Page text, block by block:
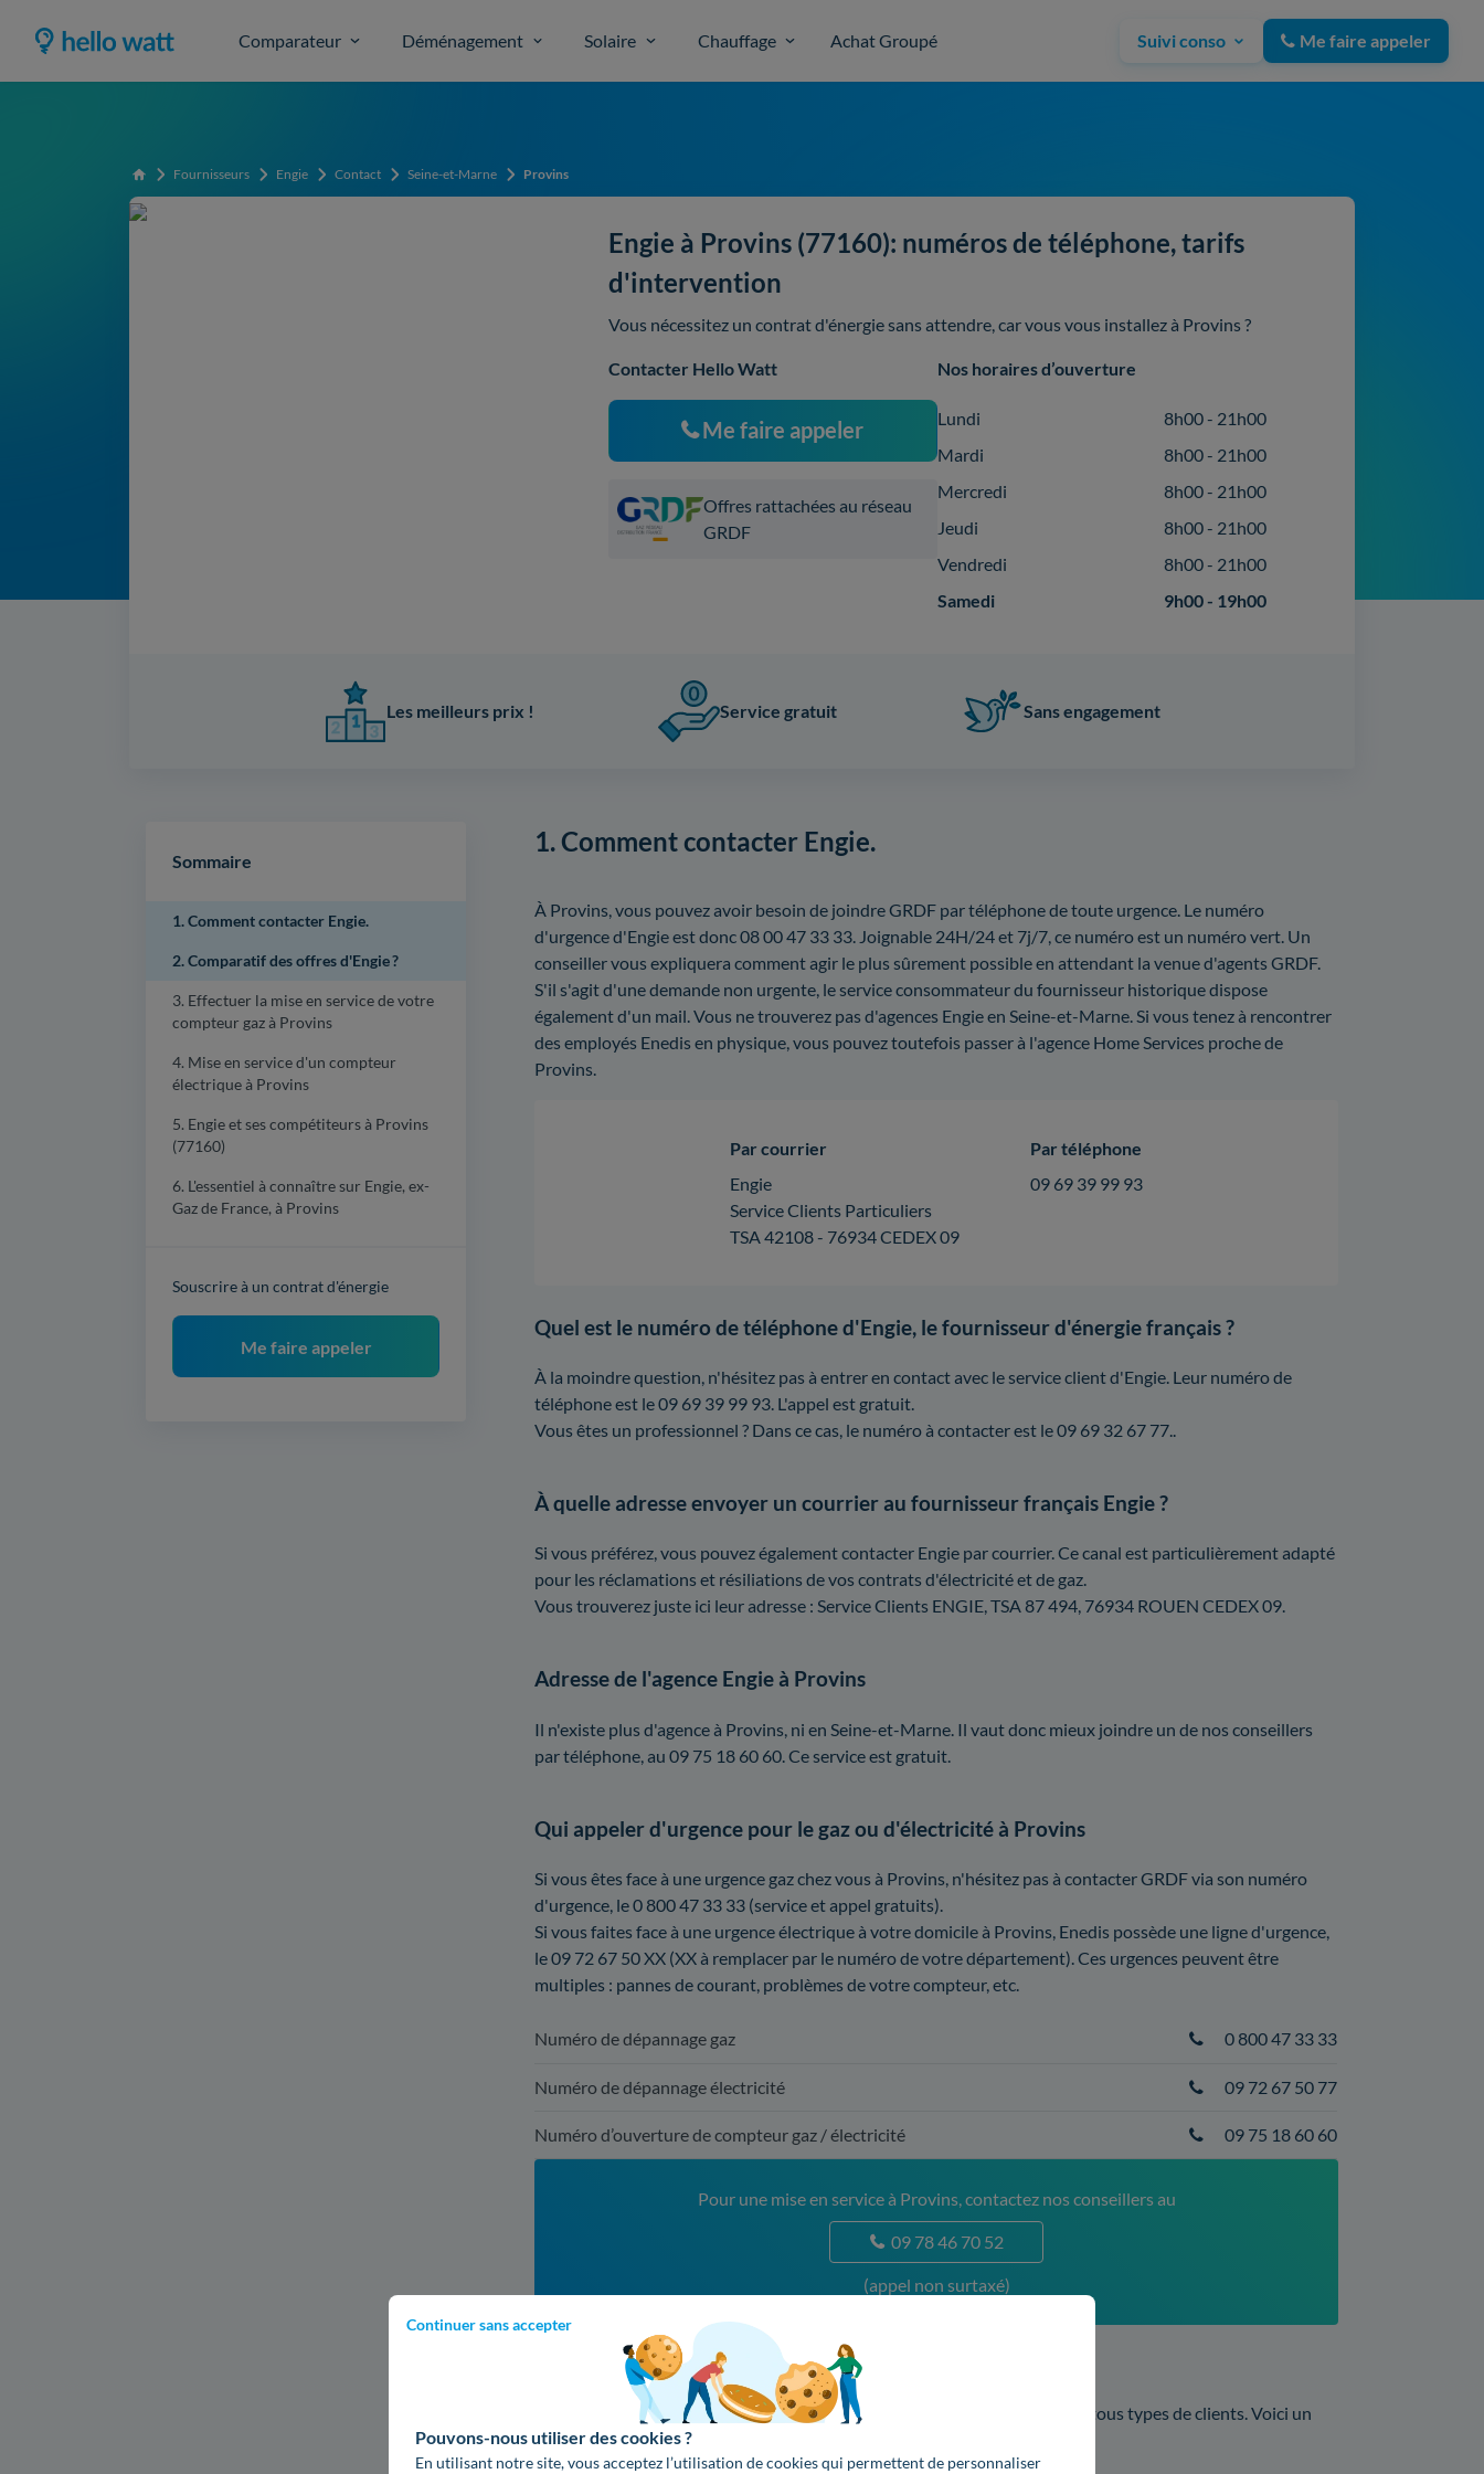
Comparateur Déménagement Solaire Chauffage Achat Groupé Suivi conso Me faire appeler
Continuer sans accepter
Pouvons-nous utiliser des cookies ?
En utilisant notre site, vous acceptez l’utilisation de cookies qui permettent de personnaliser
Accueil Fournisseurs Engie Contact Seine-et-Marne Provins
Engie à Provins (77160): numéros de téléphone, tarifs
d'intervention
Vous nécessitez un contrat d'énergie sans attendre, car vous vous installez à Provins ?
Contacter Hello Watt
Me faire appeler
Offres rattachées au réseau
GRDF
Nos horaires d’ouverture
Lundi
8h00 - 21h00
Mardi
8h00 - 21h00
Mercredi
8h00 - 21h00
Jeudi
8h00 - 21h00
Vendredi
8h00 - 21h00
Samedi
9h00 - 19h00
Les meilleurs prix ! Service gratuit Sans engagement
Sommaire
1. Comment contacter Engie.
2. Comparatif des offres d'Engie ?
3. Effectuer la mise en service de votre
compteur gaz à Provins
4. Mise en service d'un compteur
électrique à Provins
5. Engie et ses compétiteurs à Provins
(77160)
6. L'essentiel à connaître sur Engie, ex-
Gaz de France, à Provins
Souscrire à un contrat d'énergie
Me faire appeler
1. Comment contacter Engie.
À Provins, vous pouvez avoir besoin de joindre GRDF par téléphone de toute urgence. Le numéro
d'urgence d'Engie est donc 08 00 47 33 33. Joignable 24H/24 et 7j/7, ce numéro est un numéro vert. Un
conseiller vous expliquera comment agir le plus sûrement possible en attendant la venue d'agents GRDF.
S'il s'agit d'une demande non urgente, le service consommateur du fournisseur historique dispose
également d'un mail. Vous ne trouverez pas d'agences Engie en Seine-et-Marne. Si vous tenez à rencontrer
des employés Enedis en physique, vous pouvez toutefois passer à l'agence Home Services proche de
Provins.
Par courrier
Engie
Service Clients Particuliers
TSA 42108 - 76934 CEDEX 09
Par téléphone
09 69 39 99 93
Quel est le numéro de téléphone d'Engie, le fournisseur d'énergie français ?
À la moindre question, n'hésitez pas à entrer en contact avec le service client d'Engie. Leur numéro de
téléphone est le 09 69 39 99 93. L'appel est gratuit.
Vous êtes un professionnel ? Dans ce cas, le numéro à contacter est le 09 69 32 67 77..
À quelle adresse envoyer un courrier au fournisseur français Engie ?
Si vous préférez, vous pouvez également contacter Engie par courrier. Ce canal est particulièrement adapté
pour les réclamations et résiliations de vos contrats d'électricité et de gaz.
Vous trouverez juste ici leur adresse : Service Clients ENGIE, TSA 87 494, 76934 ROUEN CEDEX 09.
Adresse de l'agence Engie à Provins
Il n'existe plus d'agence à Provins, ni en Seine-et-Marne. Il vaut donc mieux joindre un de nos conseillers
par téléphone, au 09 75 18 60 60. Ce service est gratuit.
Qui appeler d'urgence pour le gaz ou d'électricité à Provins
Si vous êtes face à une urgence gaz chez vous à Provins, n'hésitez pas à contacter GRDF via son numéro
d'urgence, le 0 800 47 33 33 (service et appel gratuits).
Si vous faites face à une urgence électrique à votre domicile à Provins, Enedis possède une ligne d'urgence,
le 09 72 67 50 XX (XX à remplacer par le numéro de votre département). Ces urgences peuvent être
multiples : pannes de courant, problèmes de votre compteur, etc.
Numéro de dépannage gaz 0 800 47 33 33
Numéro de dépannage électricité 09 72 67 50 77
Numéro d’ouverture de compteur gaz / électricité 09 75 18 60 60
Pour une mise en service à Provins, contactez nos conseillers au
09 78 46 70 52
(appel non surtaxé)
2. Comparatif des offres d'Engie ?
En tant que fournisseur important, Engie dispose de multiples offres pour tous types de clients. Voici un
comparatif de celles-ci pour vous aider à en choisir une.